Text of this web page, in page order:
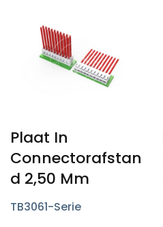
Plaat In
Connectorafstan
D 2,50 Mm
TB3061-Serie